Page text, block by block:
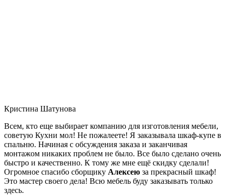
Кристина Шатунова
Всем, кто еще выбирает компанию для изготовления мебели,
советую Кухни мол! Не пожалеете! Я заказывала шкаф-купе в
спальню. Начиная с обсуждения заказа и заканчивая
монтажом никаких проблем не было. Все было сделано очень
быстро и качественно. К тому же мне ещё скидку сделали!
Огромное спасибо сборщику Алексею за прекрасный шкаф!
Это мастер своего дела! Всю мебель буду заказывать только
здесь.